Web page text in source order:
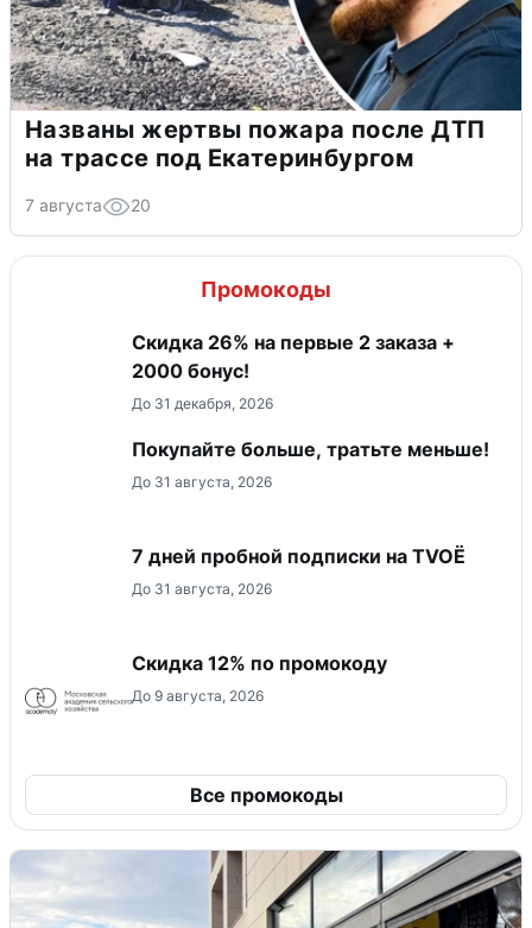
Названы жертвы пожара после ДТП
на трассе под Екатеринбургом
7 августа 20
Промокоды
Скидка 26% на первые 2 заказа +
2000 бонус!
До 31 декабря, 2026
Покупайте больше, тратьте меньше!
До 31 августа, 2026
7 дней пробной подписки на TVOЁ
До 31 августа, 2026
Скидка 12% по промокоду
До 9 августа, 2026
Все промокоды